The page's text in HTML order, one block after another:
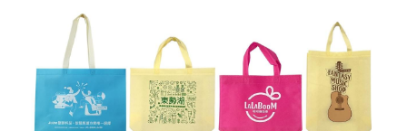
➢台灣茄芷袋
➢台灣CORDURA®尼龍布包
➢好神Q版神明公仔